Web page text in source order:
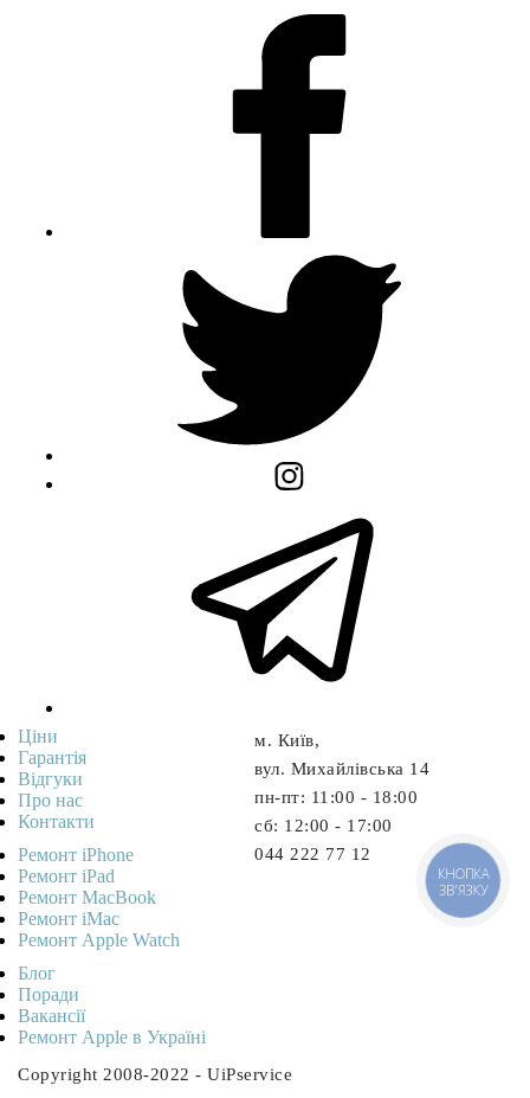
м. Київ,
вул. Михайлівська 14
пн-пт: 11:00 - 18:00
cб: 12:00 - 17:00
044 222 77 12
Ціни
Гарантія
Відгуки
Про нас
Контакти
Ремонт iPhone
Ремонт iPad
Ремонт MacBook
Ремонт iMac
Ремонт Apple Watch
Блог
Поради
Вакансії
Ремонт Apple в Україні
Copyright 2008-2022 - UiPservice
КНОПКА
ЗВ'ЯЗКУ